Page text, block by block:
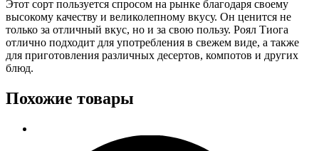
Этот сорт пользуется спросом на рынке благодаря своему
высокому качеству и великолепному вкусу. Он ценится не
только за отличный вкус, но и за свою пользу. Роял Тиога
отлично подходит для употребления в свежем виде, а также
для приготовления различных десертов, компотов и других
блюд.
Похожие товары